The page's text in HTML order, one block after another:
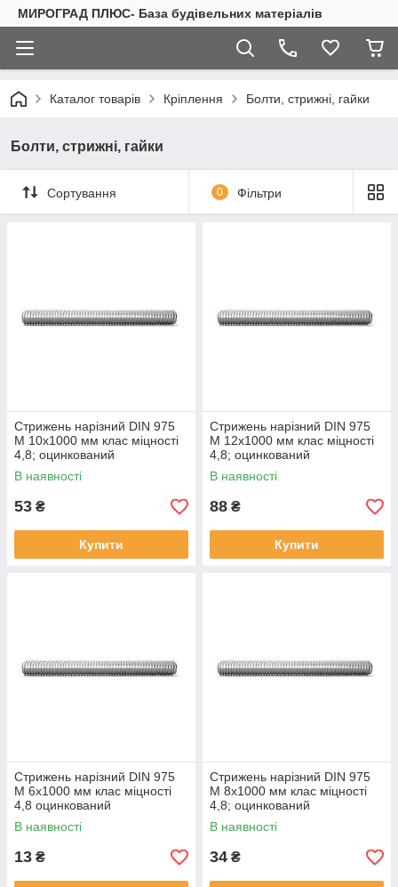
МИРОГРАД ПЛЮС- База будівельних матеріалів
Каталог товарів Кріплення Болти, стрижні, гайки
Болти, стрижні, гайки
Сортування 0 Фільтри
Стрижень нарізний DIN 975
М 10х1000 мм клас міцності
4,8; оцинкований
В наявності
53 ₴
Купити
Стрижень нарізний DIN 975
М 12х1000 мм клас міцності
4,8; оцинкований
В наявності
88 ₴
Купити
Стрижень нарізний DIN 975
М 6х1000 мм клас міцності
4,8 оцинкований
В наявності
13 ₴
Стрижень нарізний DIN 975
М 8х1000 мм клас міцності
4,8; оцинкований
В наявності
34 ₴